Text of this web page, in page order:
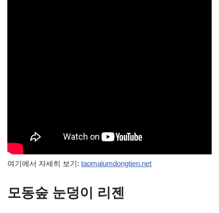
여기에서 자세히 보기: taomalumdongtien.net
모동숲 눈덩이 리젠